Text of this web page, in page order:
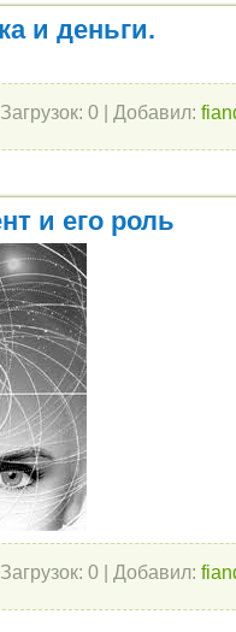
и деньги.
Загрузок: 0 Добавил:
и его роль
Загрузок: 0 Добавил: